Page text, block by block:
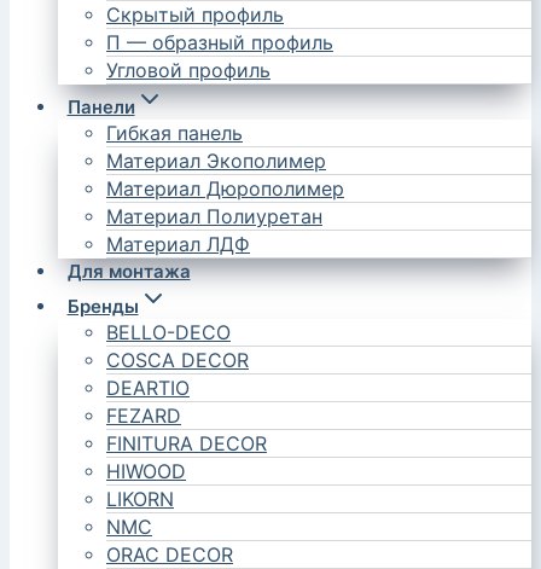
Скрытый профиль
П — образный профиль
Угловой профиль
Панели
Гибкая панель
Материал Экополимер
Материал Дюрополимер
Материал Полиуретан
Материал ЛДФ
Для монтажа
Бренды
BELLO-DECO
COSCA DECOR
DEARTIO
FEZARD
FINITURA DECOR
HIWOOD
LIKORN
NMC
ORAC DECOR